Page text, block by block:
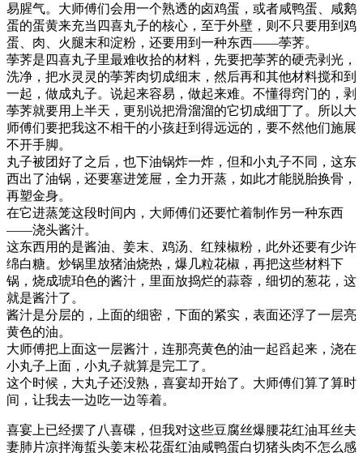
易腥气。大师傅们会用一个熟透的卤鸡蛋，或者咸鸭蛋、咸鹅
蛋的蛋黄来充当四喜丸子的核心，至于外壁，则不只要用到鸡
蛋、肉、火腿末和淀粉，还要用到一种东西——荸荠。
荸荠是四喜丸子里最难收拾的材料，先要把荸荠的硬壳剥光，
洗净，把水灵灵的荸荠肉切成细末，然后再和其他材料搅和到
一起，做成丸子。说起来容易，做起来难。不懂得窍门的，剥
荸荠就要用上半天，更别说把滑溜溜的它切成细丁了。所以大
师傅们要把我这不相干的小孩赶到得远远的，要不然他们施展
不开手脚。
丸子被团好了之后，也下油锅炸一炸，但和小丸子不同，这东
西出了油锅，还要塞进笼屉，全力开蒸，如此才能脱胎换骨，
再塑金身。
在它进蒸笼这段时间内，大师傅们还要忙着制作另一种东西
——浇头酱汁。
这东西用的是酱油、姜末、鸡汤、红辣椒粉，此外还要有少许
绵白糖。炒锅里放猪油烧热，爆几粒花椒，再把这些材料下
锅，烧成琥珀色的酱汁，里面放捣烂的蒜蓉，细切的葱花，这
就是酱汁了。
酱汁是分层的，上面的细密，下面的紧实，表面还浮了一层亮
黄色的油。
大师傅把上面这一层酱汁，连那亮黄色的油一起舀起来，浇在
小丸子上面，小丸子就算是完工了。
这个时候，大丸子还没熟，喜宴却开始了。大师傅们算了算时
间，让我去一边吃一边等着。
喜宴上已经摆了八喜碟，但我对这些豆腐丝爆腰花红油耳丝夫
妻肺片凉拌海蜇头姜末松花蛋红油咸鸭蛋白切猪头肉不怎么感